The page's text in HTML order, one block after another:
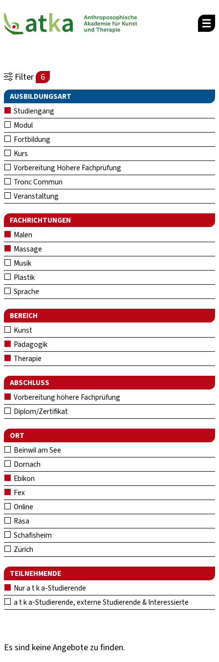
Filter 6
AUSBILDUNGSART
Studiengang
Modul
Fortbildung
Kurs
Vorbereitung Höhere Fachprüfung
Tronc Commun
Veranstaltung
FACHRICHTUNGEN
Malen
Massage
Musik
Plastik
Sprache
BEREICH
Kunst
Pädagogik
Therapie
ABSCHLUSS
Vorbereitung höhere Fachprüfung
Diplom/Zertifikat
ORT
Beinwil am See
Dornach
Ebikon
Fex
Online
Rasa
Schafisheim
Zürich
TEILNEHMENDE
Nur a t k a-Studierende
a t k a-Studierende, externe Studierende & Interessierte
Es sind keine Angebote zu finden.